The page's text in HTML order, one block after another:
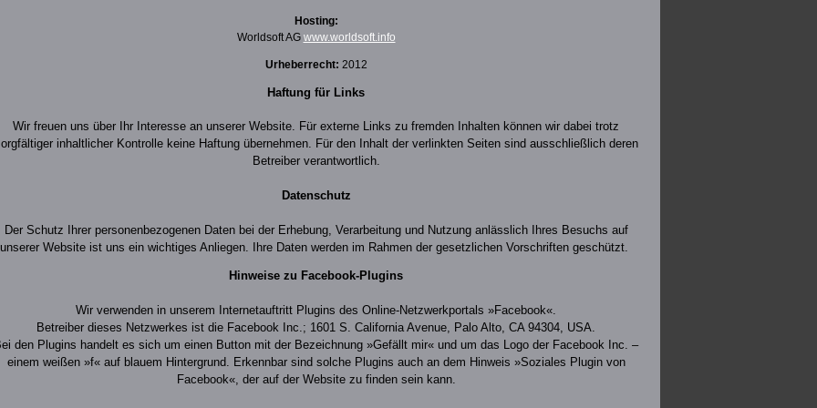
Hosting:
Worldsoft AG www.worldsoft.info
Urheberrecht: 2012
Haftung für Links
Wir freuen uns über Ihr Interesse an unserer Website. Für externe Links zu fremden Inhalten können wir dabei trotz
inhaltlicher Kontrolle keine Haftung übernehmen. Für den Inhalt der verlinkten Seiten sind ausschließlich deren
Betreiber verantwortlich.
Datenschutz
Der Schutz Ihrer personenbezogenen Daten bei der Erhebung, Verarbeitung und Nutzung anlässlich Ihres Besuchs auf
unserer Website ist uns ein wichtiges Anliegen. Ihre Daten werden im Rahmen der gesetzlichen Vorschriften geschützt.
Hinweise zu Facebook-Plugins
Wir verwenden in unserem Internetauftritt Plugins des Online-Netzwerkportals »Facebook«.
Betreiber dieses Netzwerkes ist die Facebook Inc.; 1601 S. California Avenue, Palo Alto, CA 94304, USA.
den Plugins handelt es sich um einen Button mit der Bezeichnung »Gefällt mir« und um das Logo der Facebook Inc. –
einem weißen »f« auf blauem Hintergrund. Erkennbar sind solche Plugins auch an dem Hinweis »Soziales Plugin von
Facebook«, der auf der Website zu finden sein kann.